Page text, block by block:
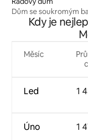
Dům se soukromým
Kdy je
Měsíc
Led
Úno
1
1